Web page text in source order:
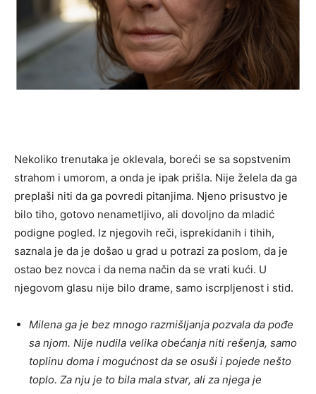
Nekoliko trenutaka je oklevala, boreći se sa sopstvenim
strahom i umorom, a onda je ipak prišla. Nije želela da ga
preplaši niti da ga povredi pitanjima. Njeno prisustvo je
bilo tiho, gotovo nenametljivo, ali dovoljno da mladić
podigne pogled. Iz njegovih reči, isprekidanih i tihih,
saznala je da je došao u grad u potrazi za poslom, da je
ostao bez novca i da nema način da se vrati kući. U
njegovom glasu nije bilo drame, samo iscrpljenost i stid.
Milena ga je bez mnogo razmišljanja pozvala da pođe
sa njom. Nije nudila velika obećanja niti rešenja, samo
toplinu doma i mogućnost da se osuši i pojede nešto
toplo. Za nju je to bila mala stvar, ali za njega je